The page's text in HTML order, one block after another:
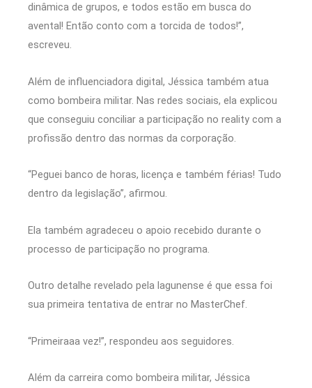
dinâmica de grupos, e todos estão em busca do
avental! Então conto com a torcida de todos!”,
escreveu.
Além de influenciadora digital, Jéssica também atua
como bombeira militar. Nas redes sociais, ela explicou
que conseguiu conciliar a participação no reality com a
profissão dentro das normas da corporação.
“Peguei banco de horas, licença e também férias! Tudo
dentro da legislação”, afirmou.
Ela também agradeceu o apoio recebido durante o
processo de participação no programa.
Outro detalhe revelado pela lagunense é que essa foi
sua primeira tentativa de entrar no MasterChef.
“Primeiraaa vez!”, respondeu aos seguidores.
Além da carreira como bombeira militar, Jéssica